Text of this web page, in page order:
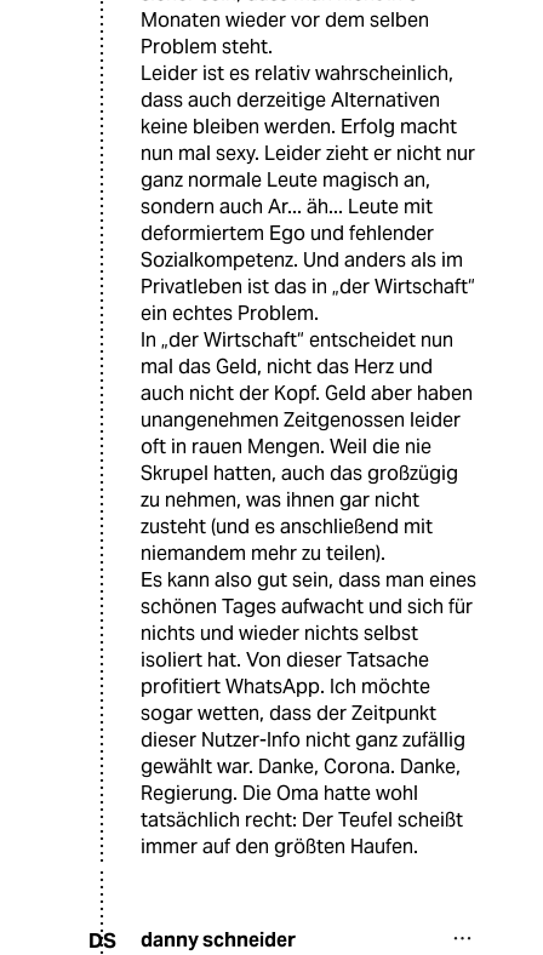
Monaten wieder vor dem selben
Problem steht.
Leider ist es relativ wahrscheinlich,
dass auch derzeitige Alternativen
keine bleiben werden. Erfolg macht
nun mal sexy. Leider zieht er nicht nur
ganz normale Leute magisch an,
sondern auch Ar... äh... Leute mit
deformiertem Ego und fehlender
Sozialkompetenz. Und anders als im
Privatleben ist das in „der Wirtschaft“
ein echtes Problem.
In „der Wirtschaft“ entscheidet nun
mal das Geld, nicht das Herz und
auch nicht der Kopf. Geld aber haben
unangenehmen Zeitgenossen leider
oft in rauen Mengen. Weil die nie
Skrupel hatten, auch das großzügig
zu nehmen, was ihnen gar nicht
zusteht (und es anschließend mit
niemandem mehr zu teilen).
Es kann also gut sein, dass man eines
schönen Tages aufwacht und sich für
nichts und wieder nichts selbst
isoliert hat. Von dieser Tatsache
profitiert WhatsApp. Ich möchte
sogar wetten, dass der Zeitpunkt
dieser Nutzer-Info nicht ganz zufällig
gewählt war. Danke, Corona. Danke,
Regierung. Die Oma hatte wohl
tatsächlich recht: Der Teufel scheißt
immer auf den größten Haufen.
DS danny schneider